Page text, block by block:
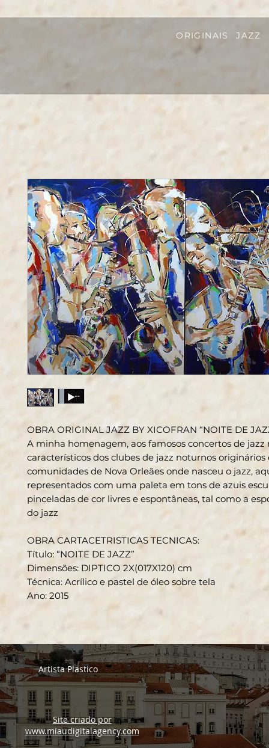
ORIGINAIS JAZZ
OBRA ORIGINAL JAZZ BY XICOFRAN “NOITE DE
A minha homenagem, aos famosos concertos de
característicos dos clubes de jazz noturnos originários
comunidades de Nova Orleães onde nasceu o jazz,
representados com uma paleta em tons de azuis
pinceladas de cor livres e espontâneas, tal como a
do jazz
OBRA CARTACETRISTICAS TECNICAS:
Título: “NOITE DE JAZZ”
Dimensões: DIPTICO 2X(017X120) cm
Técnica: Acrílico e pastel de óleo sobre tela
Ano: 2015
Artista Plastico
Site criado por
www.miaudigitalagency.com